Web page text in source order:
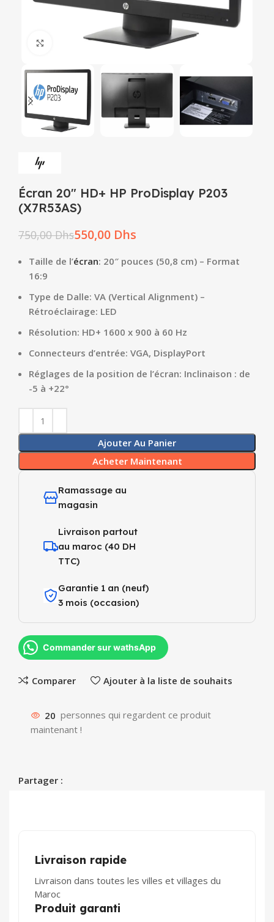
Click to enlarge
Écran 20″ HD+ HP ProDisplay P203
(X7R53AS)
750,00Dhs550,00 Dhs
Taille de l’écran: 20″ pouces (50,8 cm) – Format
16:9
Type de Dalle: VA (Vertical Alignment) –
Rétroéclairage: LED
Résolution: HD+ 1600 x 900 à 60 Hz
Connecteurs d’entrée: VGA, DisplayPort
Réglages de la position de l’écran: Inclinaison : de
-5 à +22°
Ajouter Au Panier
Acheter Maintenant
Ramassage au
magasin
Livraison partout
au maroc (40 DH
TTC)
Garantie 1 an (neuf)
3 mois (occasion)
Commander sur wathsApp
Comparer Ajouter à la liste de souhaits
20 personnes qui regardent ce produit
maintenant !
Partager :
Livraison rapide
Livraison dans toutes les villes et villages du
Maroc
Produit garanti